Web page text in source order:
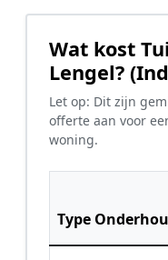
Wat kost
Lengel?
Let op: Dit zijn
offerte aan voor
woning.
Type